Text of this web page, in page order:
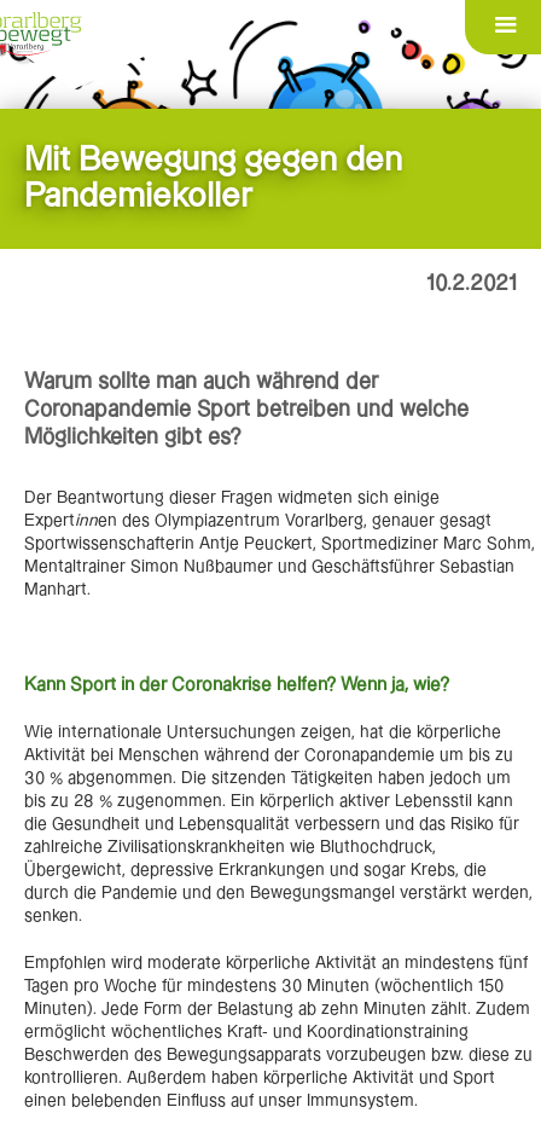
Mit Bewegung gegen den
Pandemiekoller
10.2.2021
Warum sollte man auch während der
Coronapandemie Sport betreiben und welche
Möglichkeiten gibt es?
Der Beantwortung dieser Fragen widmeten sich einige
Expertinnen des Olympiazentrum Vorarlberg, genauer gesagt
Sportwissenschafterin Antje Peuckert, Sportmediziner Marc Sohm,
Mentaltrainer Simon Nußbaumer und Geschäftsführer Sebastian
Manhart.
Kann Sport in der Coronakrise helfen? Wenn ja, wie?
Wie internationale Untersuchungen zeigen, hat die körperliche
Aktivität bei Menschen während der Coronapandemie um bis zu
30 % abgenommen. Die sitzenden Tätigkeiten haben jedoch um
bis zu 28 % zugenommen. Ein körperlich aktiver Lebensstil kann
die Gesundheit und Lebensqualität verbessern und das Risiko für
zahlreiche Zivilisationskrankheiten wie Bluthochdruck,
Übergewicht, depressive Erkrankungen und sogar Krebs, die
durch die Pandemie und den Bewegungsmangel verstärkt werden,
senken.
Empfohlen wird moderate körperliche Aktivität an mindestens fünf
Tagen pro Woche für mindestens 30 Minuten (wöchentlich 150
Minuten). Jede Form der Belastung ab zehn Minuten zählt. Zudem
ermöglicht wöchentliches Kraft- und Koordinationstraining
Beschwerden des Bewegungsapparats vorzubeugen bzw. diese zu
kontrollieren. Außerdem haben körperliche Aktivität und Sport
einen belebenden Einfluss auf unser Immunsystem.